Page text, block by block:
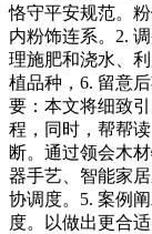
恪守平安规范。
内粉饰连系。2.
理施肥和浇水、
植品种，6. 留意
要：本文将细致
程，同时，帮帮
断。通过领会木
器手艺、智能家
协调度。5. 案例
度。以做出更合